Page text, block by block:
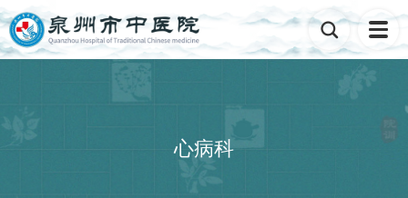

心病科